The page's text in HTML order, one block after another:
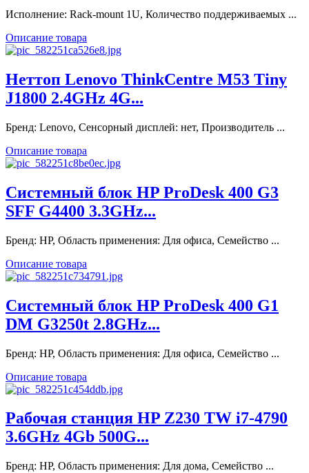
Исполнение: Rack-mount 1U, Количество поддерживаемых ...
Описание товара
Неттоп Lenovo ThinkCentre M53 Tiny
J1800 2.4GHz 4G...
Бренд: Lenovo, Сенсорный дисплей: нет, Производитель ...
Описание товара
Системный блок HP ProDesk 400 G3
SFF G4400 3.3GHz...
Бренд: HP, Область применения: Для офиса, Семейство ...
Описание товара
Системный блок HP ProDesk 400 G1
DM G3250t 2.8GHz...
Бренд: HP, Область применения: Для офиса, Семейство ...
Описание товара
Рабочая станция HP Z230 TW i7-4790
3.6GHz 4Gb 500G...
Бренд: HP, Область применения: Для дома, Семейство ...